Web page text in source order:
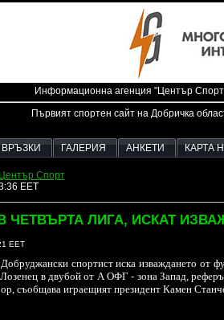
Информационна агенция "Център
Първият спортен сайт на Добричка
ВРЪЗКИ ГАЛЕРИЯ АНКЕТИ КАРТА
Спорт
EET
ЧЕТВЪРТА ЛИГА, ИСКАТ
EET
спортист иска изваждането от
Лозенец в двубой от А ОФГ - зона Запад,
съобщава играещият президент Камен